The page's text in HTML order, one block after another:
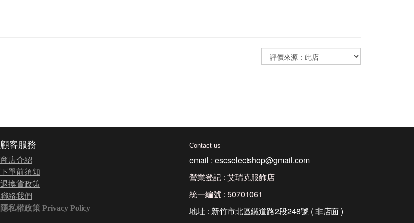
顧客服務
商店介紹
下單前須知
退換貨政策
聯絡我們
隱私權政策 Privacy Policy
Contact us
email : escselectshop@gmail.com
營業登記 : 艾瑞克服飾店
統一編號 : 50701061
地址 : 新竹市北區鐵道路2段248號 ( 非店面 )